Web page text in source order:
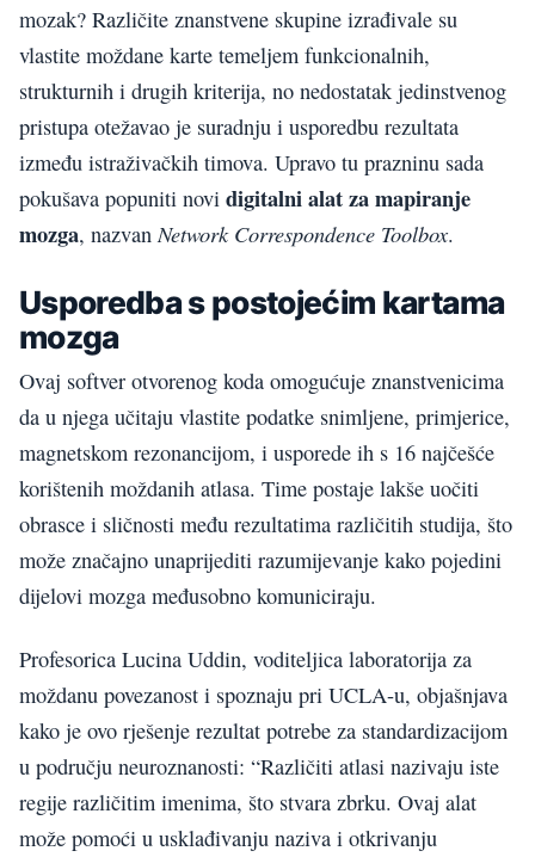
mozak? Različite znanstvene skupine izrađivale su
vlastite moždane karte temeljem funkcionalnih,
strukturnih i drugih kriterija, no nedostatak jedinstvenog
pristupa otežavao je suradnju i usporedbu rezultata
između istraživačkih timova. Upravo tu prazninu sada
pokušava popuniti novi digitalni alat za mapiranje
mozga, nazvanNetwork Correspondence Toolbox.
Usporedba s postojećim kartama
mozga
Ovaj softver otvorenog koda omogućuje znanstvenicima
da u njega učitaju vlastite podatke snimljene, primjerice,
magnetskom rezonancijom, i usporede ih s 16 najčešće
korištenih moždanih atlasa. Time postaje lakše uočiti
obrasce i sličnosti među rezultatima različitih studija, što
može značajno unaprijediti razumijevanje kako pojedini
dijelovi mozga međusobno komuniciraju.
Profesorica Lucina Uddin, voditeljica laboratorija za
moždanu povezanost i spoznaju pri UCLA-u, objašnjava
kako je ovo rješenje rezultat potrebe za standardizacijom
u području neuroznanosti: “Različiti atlasi nazivaju iste
regije različitim imenima, što stvara zbrku. Ovaj alat
može pomoći u usklađivanju naziva i otkrivanju